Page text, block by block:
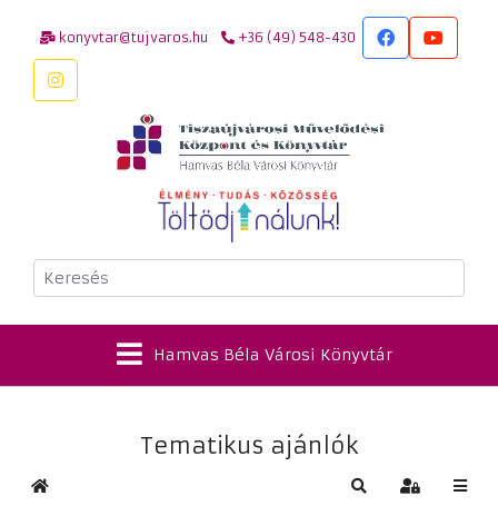
konyvtar@tujvaros.hu +36 (49) 548-430
Keresés
Hamvas Béla Városi Könyvtár
Tematikus ajánlók
Kezdőlap Keresés